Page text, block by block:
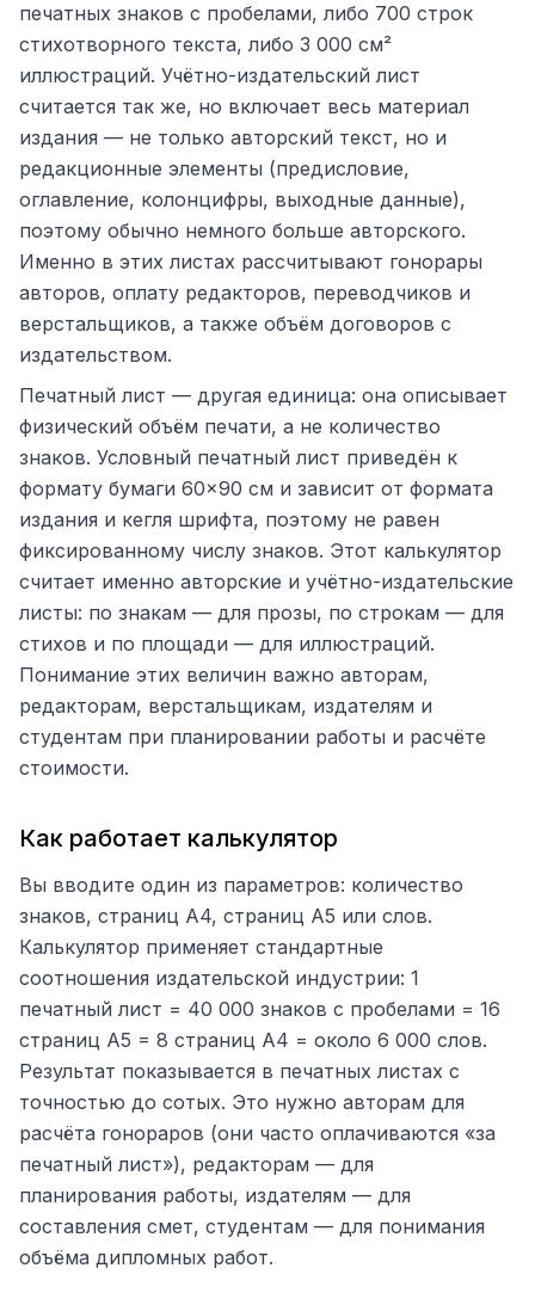
печатных знаков с пробелами, либо 700 строк
стихотворного текста, либо 3 000 см²
иллюстраций. Учётно-издательский лист
считается так же, но включает весь материал
издания — не только авторский текст, но и
редакционные элементы (предисловие,
оглавление, колонцифры, выходные данные),
поэтому обычно немного больше авторского.
Именно в этих листах рассчитывают гонорары
авторов, оплату редакторов, переводчиков и
верстальщиков, а также объём договоров с
издательством.
Печатный лист — другая единица: она описывает
физический объём печати, а не количество
знаков. Условный печатный лист приведён к
формату бумаги 60×90 см и зависит от формата
издания и кегля шрифта, поэтому не равен
фиксированному числу знаков. Этот калькулятор
считает именно авторские и учётно-издательские
листы: по знакам — для прозы, по строкам — для
стихов и по площади — для иллюстраций.
Понимание этих величин важно авторам,
редакторам, верстальщикам, издателям и
студентам при планировании работы и расчёте
стоимости.
Как работает калькулятор
Вы вводите один из параметров: количество
знаков, страниц А4, страниц А5 или слов.
Калькулятор применяет стандартные
соотношения издательской индустрии: 1
печатный лист = 40 000 знаков с пробелами = 16
страниц А5 = 8 страниц А4 = около 6 000 слов.
Результат показывается в печатных листах с
точностью до сотых. Это нужно авторам для
расчёта гонораров (они часто оплачиваются «за
печатный лист»), редакторам — для
планирования работы, издателям — для
составления смет, студентам — для понимания
объёма дипломных работ.